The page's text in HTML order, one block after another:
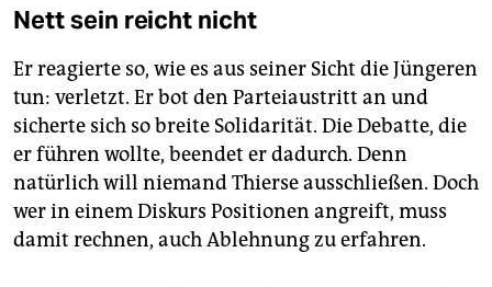
Nett sein reicht nicht
Er reagierte so, wie es aus seiner Sicht die Jüngeren
tun: verletzt. Er bot den Parteiaustritt an und
sicherte sich so breite Solidarität. Die Debatte, die
er führen wollte, beendet er dadurch. Denn
natürlich will niemand Thierse ausschließen. Doch
wer in einem Diskurs Positionen angreift, muss
damit rechnen, auch Ablehnung zu erfahren.